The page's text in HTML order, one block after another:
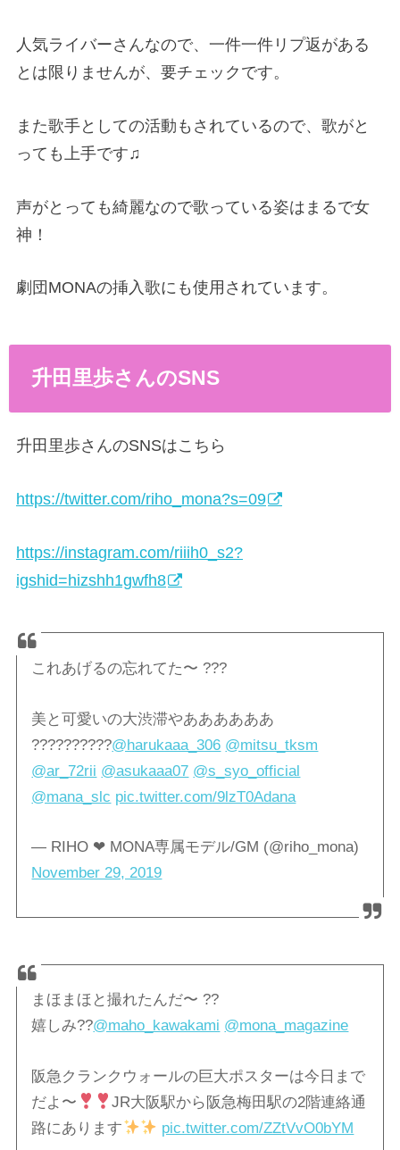
人気ライバーさんなので、一件一件リプ返がある
とは限りませんが、要チェックです。
また歌手としての活動もされているので、歌がと
っても上手です♫
声がとっても綺麗なので歌っている姿はまるで女
神！
劇団MONAの挿入歌にも使用されています。
升田里歩さんのSNS
升田里歩さんのSNSはこちら
https://twitter.com/riho_mona?s=09
https://instagram.com/riiih0_s2?
igshid=hizshh1gwfh8
これあげるの忘れてた〜 ???
美と可愛いの大渋滞やああああああ
??????????@harukaaa_306 @mitsu_tksm
@ar_72rii @asukaaa07 @s_syo_official
@mana_slc pic.twitter.com/9lzT0Adana
— RIHO ❤︎ MONA専属モデル/GM (@riho_mona)
November 29, 2019
まほまほと撮れたんだ〜 ??
嬉しみ??@maho_kawakami @mona_magazine
阪急クランクウォールの巨大ポスターは今日まで
だよ〜
JR大阪駅から阪急梅田駅の2階連絡通
路にあります
pic.twitter.com/ZZtVvO0bYM